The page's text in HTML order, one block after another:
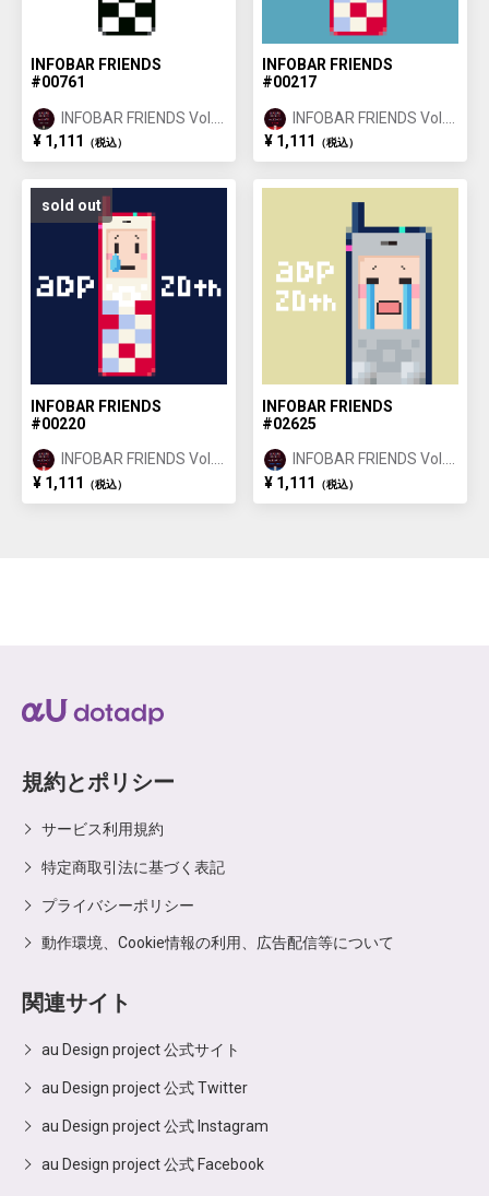
INFOBAR FRIENDS
#00761
INFOBAR FRIENDS Vol.1
ICHIMATSU ①
¥ 1,111 （税込）
INFOBAR FRIENDS
#00217
INFOBAR FRIENDS Vol.1
NISHIKIGOI ①
¥ 1,111 （税込）
sold out
INFOBAR FRIENDS
#00220
INFOBAR FRIENDS Vol.1
NISHIKIGOI ①
¥ 1,111 （税込）
INFOBAR FRIENDS
#02625
INFOBAR FRIENDS Vol.1
BUILDING ②
¥ 1,111 （税込）
規約とポリシー
サービス利用規約
特定商取引法に基づく表記
プライバシーポリシー
動作環境、Cookie情報の利用、広告配信等について
関連サイト
au Design project 公式サイト
au Design project 公式 Twitter
au Design project 公式 Instagram
au Design project 公式 Facebook